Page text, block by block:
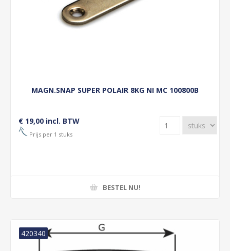
MAGN.SNAP SUPER POLAIR 8KG NI MC 100800B
€ 19,00 incl. BTW
Prijs per 1 stuks
BESTEL NU!
420340